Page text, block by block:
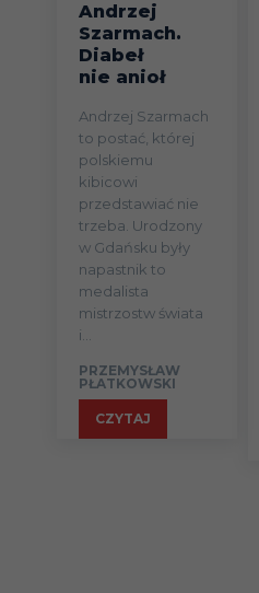
Andrzej
Szarmach.
Diabeł
nie anioł
Andrzej Szarmach
to postać, której
polskiemu
kibicowi
przedstawiać nie
trzeba. Urodzony
w Gdańsku były
napastnik to
medalista
mistrzostw świata
i...
PRZEMYSŁAW
PŁATKOWSKI
CZYTAJ